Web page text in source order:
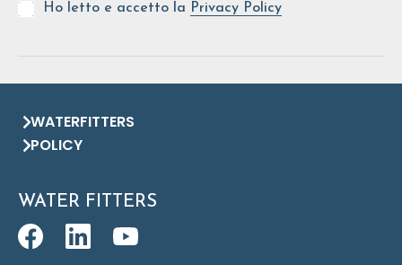
Ho letto e accetto la Privacy Policy
WATERFITTERS
POLICY
WATER FITTERS